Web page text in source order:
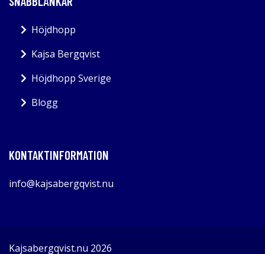
Höjdhopp
Kajsa Bergqvist
Höjdhopp Sverige
Blogg
KONTAKTINFORMATION
info@kajsabergqvist.nu
Kajsabergqvist.nu 2026